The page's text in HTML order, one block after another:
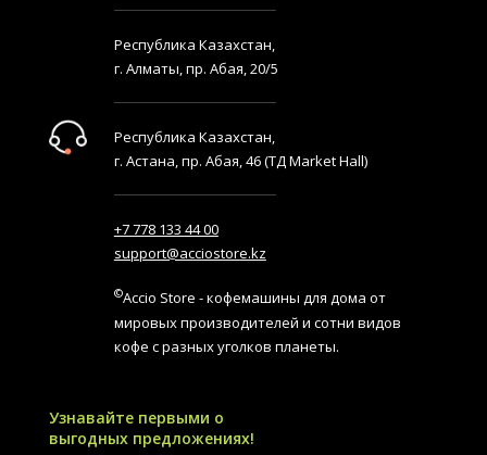
Республика Казахстан,
г. Алматы, пр. Абая, 20/5
Республика Казахстан,
г. Астана, пр. Абая, 46 (ТД Market Hall)
+7 778 133 44 00
support@acciostore.kz
©Accio Store - кофемашины для дома от
мировых производителей и сотни видов
кофе с разных уголков планеты.
Узнавайте первыми о
выгодных предложениях!